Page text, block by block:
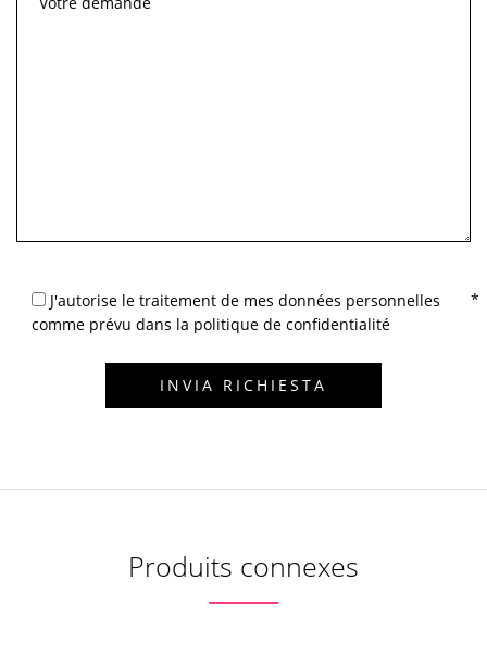
J'autorise le traitement de mes données personnelles
comme prévu dans la politique de confidentialité
Produits connexes